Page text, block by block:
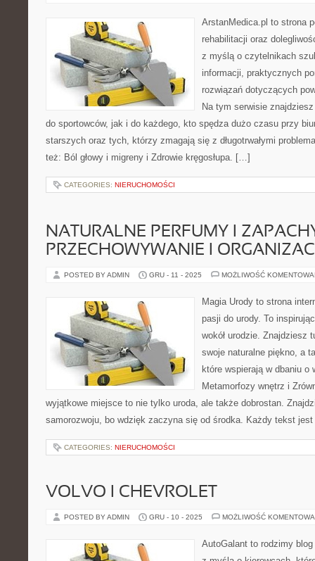
ArstanMedica.pl to strona
rehabilitacji oraz
z myślą o czytelnikach
informacji, praktycznych
rozwiązań dotyczących
Na tym serwisie
do sportowców, jak i do każdego, kto spędza dużo czasu przy
starszych oraz tych, którzy zmagają się z długotrwałymi
też: Ból głowy i migreny i Zdrowie kręgosłupa. […]
CATEGORIES: NIERUCHOMOŚCI
NATURALNE PERFUMY I
PRZECHOWYWANIE I
POSTED BY ADMIN GRU - 11 - 2025 MOŻLIWOŚĆ
Magia Urody to strona
pasji do urody. To
wokół urodzie. Znajdziesz
swoje naturalne piękno, a
które wspierają w dbaniu o
Metamorfozy wnętrz i
wyjątkowe miejsce to nie tylko uroda, ale także dobrostan.
samorozwoju, bo wdzięk zaczyna się od środka. Każdy tekst
CATEGORIES: NIERUCHOMOŚCI
VOLVO I CHEVROLET
POSTED BY ADMIN GRU - 10 - 2025 MOŻLIWOŚĆ
AutoGalant to rodzimy